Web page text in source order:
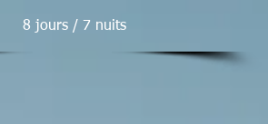
8 jours / 7 nuits